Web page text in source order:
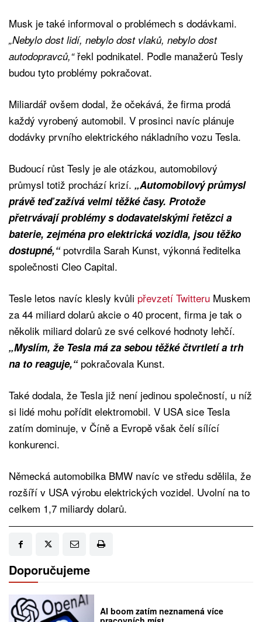
Musk je také informoval o problémech s dodávkami.
„Nebylo dost lidí, nebylo dost vlaků, nebylo dost
autodopravců,“řekl podnikatel. Podle manažerů Tesly
budou tyto problémy pokračovat.
Miliardář ovšem dodal, že očekává, že firma prodá
každý vyrobený automobil. V prosinci navíc plánuje
dodávky prvního elektrického nákladního vozu Tesla.
Budoucí růst Tesly je ale otázkou, automobilový
průmysl totiž prochází krizí. „Automobilový průmysl
právě teď zažívá velmi těžké časy. Protože
přetrvávají problémy s dodavatelskými řetězci a
baterie, zejména pro elektrická vozidla, jsou těžko
dostupné,“potvrdila Sarah Kunst, výkonná ředitelka
společnosti Cleo Capital.
Tesle letos navíc klesly kvůli převzetí Twitteru Muskem
za 44 miliard dolarů akcie o 40 procent, firma je tak o
několik miliard dolarů ze své celkové hodnoty lehčí.
„Myslím, že Tesla má za sebou těžké čtvrtletí a trh
na to reaguje,“pokračovala Kunst.
Také dodala, že Tesla již není jedinou společností, u níž
si lidé mohu pořídit elektromobil. V USA sice Tesla
zatím dominuje, v Číně a Evropě však čelí sílící
konkurenci.
Německá automobilka BMW navíc ve středu sdělila, že
rozšíří v USA výrobu elektrických vozidel. Uvolní na to
celkem 1,7 miliardy dolarů.
Doporučujeme
AI boom zatím neznamená více